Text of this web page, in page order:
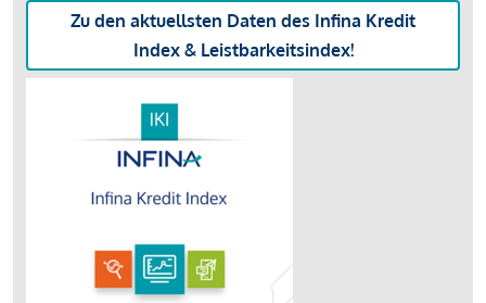
Zu den aktuellsten Daten des Infina Kredit
Index & Leistbarkeitsindex!